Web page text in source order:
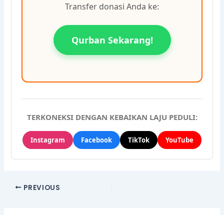
Transfer donasi Anda ke:
Qurban Sekarang!
TERKONEKSI DENGAN KEBAIKAN LAJU PEDULI:
Instagram Facebook TikTok YouTube
PREVIOUS